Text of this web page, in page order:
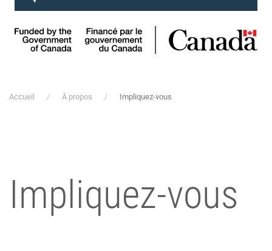
Accueil À propos Impliquez-vous
Impliquez-vous